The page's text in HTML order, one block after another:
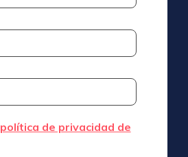
política de privacidad de